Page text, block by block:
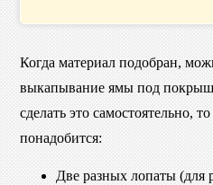
Когда материал подобран,
выкапывание ямы под
сделать это самостоятельно,
понадобится:
Две разных лопаты (для